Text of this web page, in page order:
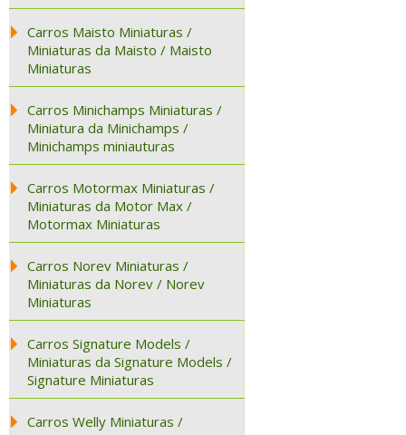
Carros Maisto Miniaturas /
Miniaturas da Maisto / Maisto
Miniaturas
Carros Minichamps Miniaturas /
Miniatura da Minichamps /
Minichamps miniauturas
Carros Motormax Miniaturas /
Miniaturas da Motor Max /
Motormax Miniaturas
Carros Norev Miniaturas /
Miniaturas da Norev / Norev
Miniaturas
Carros Signature Models /
Miniaturas da Signature Models /
Signature Miniaturas
Carros Welly Miniaturas /